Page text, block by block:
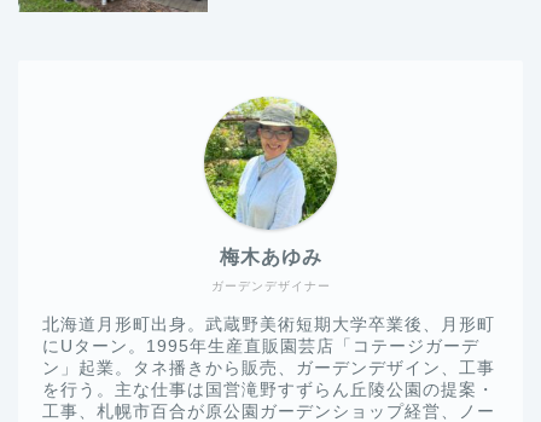
ガーデンデザイナー
梅木あゆみ
北海道月形町出身。武蔵野美術短期大学卒業後、月形町
にUターン。1995年生産直販園芸店「コテージガーデ
ン」起業。タネ播きから販売、ガーデンデザイン、工事
を行う。主な仕事は国営滝野すずらん丘陵公園の提案・
工事、札幌市百合が原公園ガーデンショップ経営、ノー